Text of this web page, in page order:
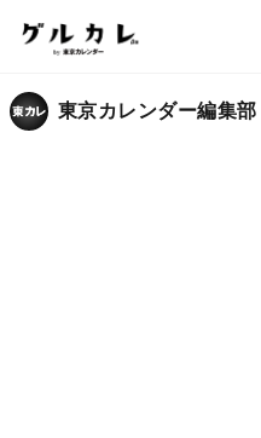
東京カレンダー編集部